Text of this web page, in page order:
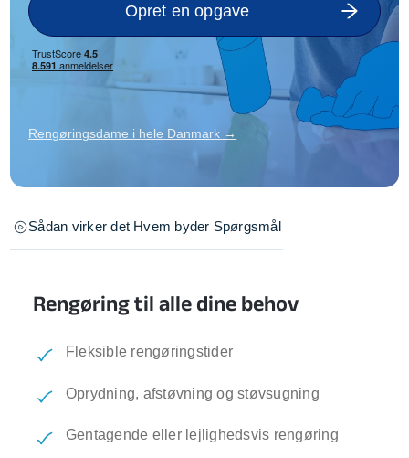
Opret en opgave
Rengøringsdame i hele Danmark →
Sådan virker det Hvem byder Spørgsmål
Rengøring til alle dine behov
Fleksible rengøringstider
Oprydning, afstøvning og støvsugning
Gentagende eller lejlighedsvis rengøring